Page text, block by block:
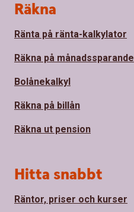
Sidfot
Räkna
Ränta på ränta-kalkylator
Räkna på månadssparande
Bolånekalkyl
Räkna på billån
Räkna ut pension
Hitta snabbt
Räntor, priser och kurser